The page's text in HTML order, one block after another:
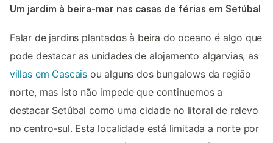
Um jardim à beira-mar nas casas de férias em Setúbal
Falar de jardins plantados à beira do oceano é algo que
pode destacar as unidades de alojamento algarvias, as
villas em Cascais ou alguns dos bungalows da região
norte, mas isto não impede que continuemos a
destacar Setúbal como uma cidade no litoral de relevo
no centro-sul. Esta localidade está limitada a norte por